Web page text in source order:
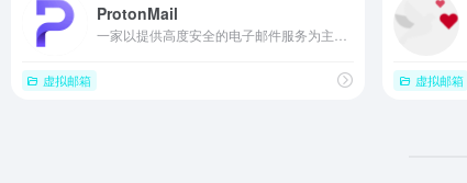
ProtonMail
虚拟邮箱 虚拟邮箱